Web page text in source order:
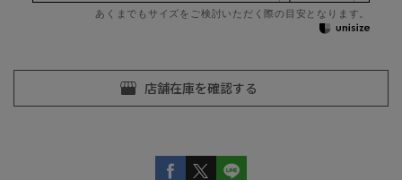
あくまでもサイズをご検討いただく際の目安となります。